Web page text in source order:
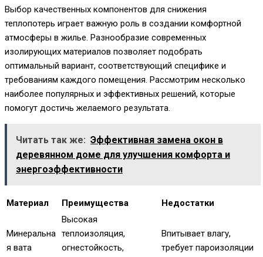
Выбор качественных компонентов для снижения
теплопотерь играет важную роль в создании комфортной
атмосферы в жилье. Разнообразие современных
изолирующих материалов позволяет подобрать
оптимальный вариант, соответствующий специфике и
требованиям каждого помещения. Рассмотрим несколько
наиболее популярных и эффективных решений, которые
помогут достичь желаемого результата.
Читать так же: Эффективная замена окон в
деревянном доме для улучшения комфорта и
энергоэффективности
Материал Преимущества Недостатки
Минеральна
я вата
Высокая
теплоизоляция,
огнестойкость,
Впитывает влагу,
требует пароизоляции